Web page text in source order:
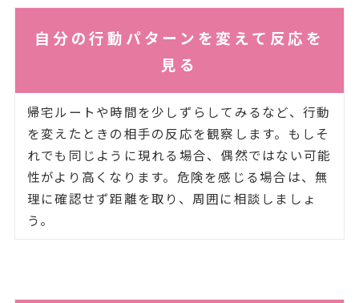
自分の行動パターンを変えて反応を
見る
帰宅ルートや時間を少しずらしてみるなど、行動
を変えたときの相手の反応を観察します。もしそ
れでも同じように現れる場合、偶然ではない可能
性がより高くなります。危険を感じる場合は、無
理に確認せず距離を取り、周囲に相談しましょ
う。